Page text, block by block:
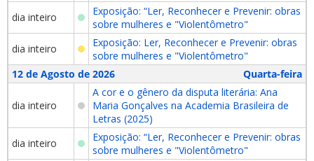
dia inteiro
Exposição: “Ler, Reconhecer e Prevenir: obras
sobre mulheres e "Violentômetro"
dia inteiro
Exposição: Ler, Reconhecer e Prevenir: obras
sobre mulheres e "Violentômetro"
12 de Agosto de 2026
Quarta-feira
dia inteiro
A cor e o gênero da disputa literária: Ana
Maria Gonçalves na Academia Brasileira de
Letras (2025)
dia inteiro
Exposição: “Ler, Reconhecer e Prevenir: obras
sobre mulheres e "Violentômetro"